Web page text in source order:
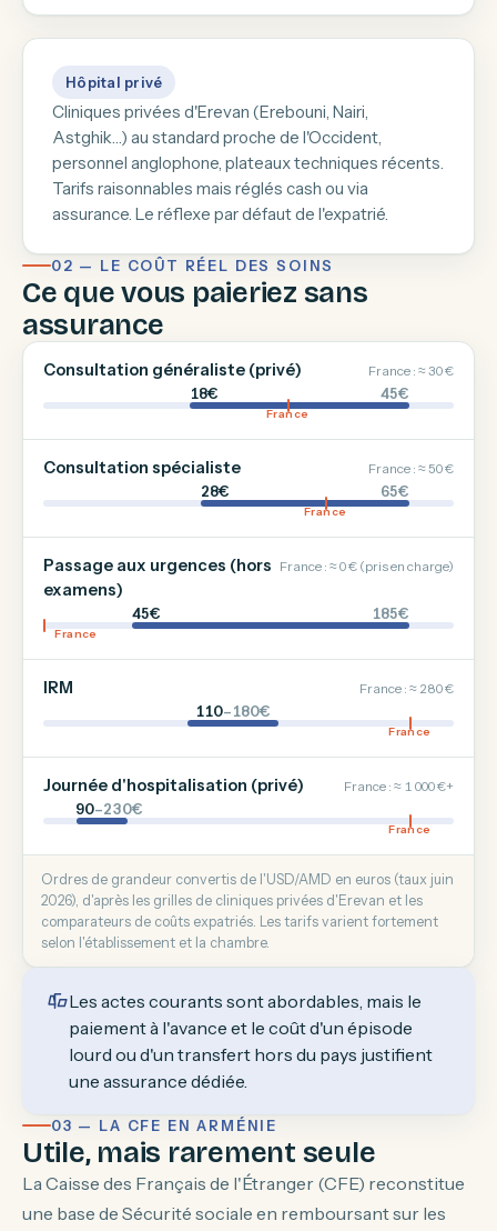
Hôpital privé
Cliniques privées d'Erevan (Erebouni, Nairi,
Astghik…) au standard proche de l'Occident,
personnel anglophone, plateaux techniques récents.
Tarifs raisonnables mais réglés cash ou via
assurance. Le réflexe par défaut de l'expatrié.
02 — LE COÛT RÉEL DES SOINS
Ce que vous paieriez sans
assurance
Consultation généraliste (privé) France : ≈ 30 €
18€ 45€
France
Consultation spécialiste France : ≈ 50 €
28€ 65€
France
Passage aux urgences (hors
examens)
France : ≈ 0 € (pris en charge)
45€ 185€
France
IRM France : ≈ 280 €
110–180€
France
Journée d'hospitalisation (privé) France : ≈ 1 000 €+
90–230€
France
Ordres de grandeur convertis de l'USD/AMD en euros (taux juin
2026), d'après les grilles de cliniques privées d'Erevan et les
comparateurs de coûts expatriés. Les tarifs varient fortement
selon l'établissement et la chambre.
Les actes courants sont abordables, mais le
paiement à l'avance et le coût d'un épisode
lourd ou d'un transfert hors du pays justifient
une assurance dédiée.
03 — LA CFE EN ARMÉNIE
Utile, mais rarement seule
La Caisse des Français de l'Étranger (CFE) reconstitue
une base de Sécurité sociale en remboursant sur les